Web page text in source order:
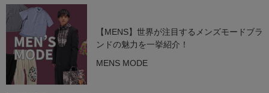
【MENS】世界が注目するメンズモードブラ
ンドの魅力を一挙紹介！
MENS MODE